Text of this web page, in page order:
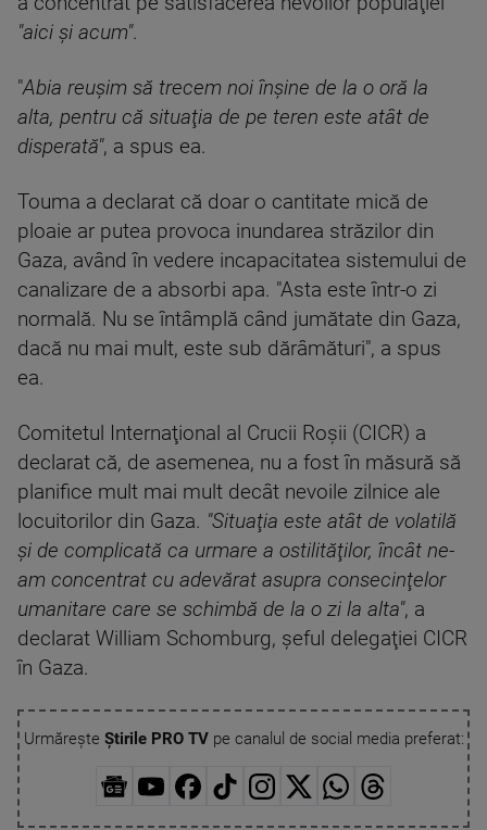
"aici şi acum".
"Abia reuşim să trecem noi înşine de la o oră la
alta, pentru că situaţia de pe teren este atât de
disperată", a spus ea.
Touma a declarat că doar o cantitate mică de
ploaie ar putea provoca inundarea străzilor din
Gaza, având în vedere incapacitatea sistemului de
canalizare de a absorbi apa. "Asta este într-o zi
normală. Nu se întâmplă când jumătate din Gaza,
dacă nu mai mult, este sub dărâmături", a spus
ea.
Comitetul Internaţional al Crucii Roşii (CICR) a
declarat că, de asemenea, nu a fost în măsură să
planifice mult mai mult decât nevoile zilnice ale
locuitorilor din Gaza. "Situaţia este atât de volatilă
şi de complicată ca urmare a ostilităţilor, încât ne-
am concentrat cu adevărat asupra consecinţelor
umanitare care se schimbă de la o zi la alta", a
declarat William Schomburg, şeful delegaţiei CICR
în Gaza.
Urmărește Știrile PRO TVpe canalul de social media preferat: